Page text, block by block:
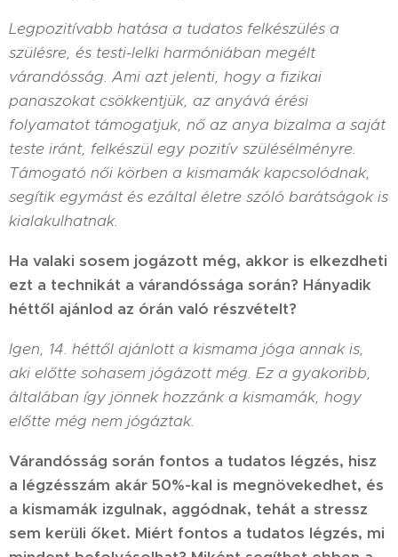
Legpozitívabb hatása a tudatos felkészülés a
szülésre, és testi-lelki harmóniában megélt
várandósság. Ami azt jelenti, hogy a fizikai
panaszokat csökkentjük, az anyává érési
folyamatot támogatjuk, nő az anya bizalma a saját
teste iránt, felkészül egy pozitív szülésélményre.
Támogató női körben a kismamák kapcsolódnak,
segítik egymást és ezáltal életre szóló barátságok is
kialakulhatnak.
Ha valaki sosem jogázott még, akkor is elkezdheti
ezt a technikát a várandóssága során? Hányadik
héttől ajánlod az órán való részvételt?
Igen, 14. héttől ajánlott a kismama jóga annak is,
aki előtte sohasem jógázott még. Ez a gyakoribb,
általában így jönnek hozzánk a kismamák, hogy
előtte még nem jógáztak.
Várandósság során fontos a tudatos légzés, hisz
a légzésszám akár 50%-kal is megnövekedhet, és
a kismamák izgulnak, aggódnak, tehát a stressz
sem kerüli őket. Miért fontos a tudatos légzés, mi